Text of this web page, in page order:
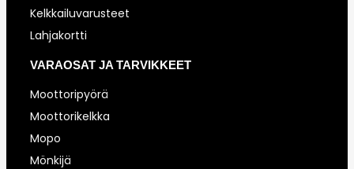
Kelkkailuvarusteet
Lahjakortti
VARAOSAT JA TARVIKKEET
Moottoripyörä
Moottorikelkka
Mopo
Mönkijä